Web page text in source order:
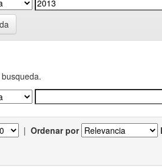
| Ordenar por